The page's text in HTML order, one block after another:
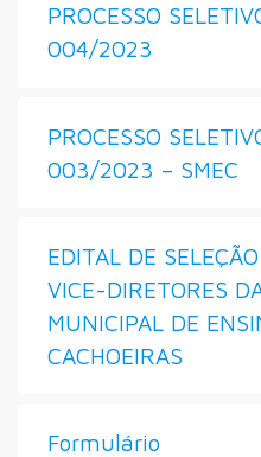
PROCESSO
004/2023
PROCESSO
003/2023 – SMEC
EDITAL DE
VICE-DIRETORES
MUNICIPAL DE
CACHOEIRAS
Formulário